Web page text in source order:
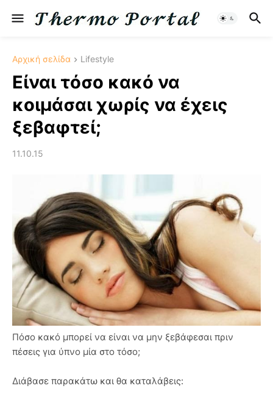
Αρχική σελίδα Lifestyle
Είναι τόσο κακό να
κοιμάσαι χωρίς να έχεις
ξεβαφτεί;
11.10.15
Πόσο κακό μπορεί να είναι να μην ξεβάφεσαι πριν
πέσεις για ύπνο μία στο τόσο;
Διάβασε παρακάτω και θα καταλάβεις: